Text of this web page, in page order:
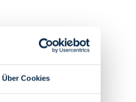
Über Cookies